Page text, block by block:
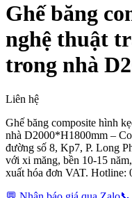
Ghế băng
nghệ thuật
trong nhà
Liên hệ
Ghế băng composite hình
nhà D2000*H1800mm –
đường số 8, Kp7, P. Long
với xi măng, bền 10-15
xuất hóa đơn VAT. Hotline: